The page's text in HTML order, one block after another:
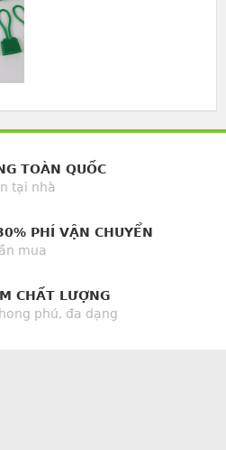
TOÀN QUỐC
tại nhà
PHÍ VẬN CHUYỂN
mua
CHẤT LƯỢNG
phú, đa dạng